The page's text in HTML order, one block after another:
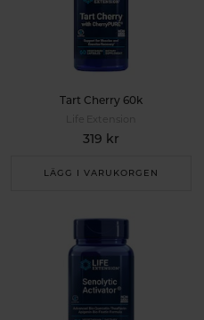
Tart Cherry 60k
Life Extension
319 kr
LÄGG I VARUKORGEN